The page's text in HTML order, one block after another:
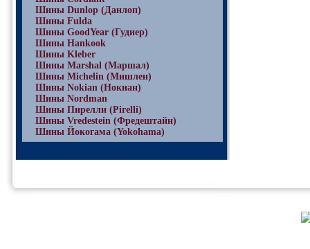
Шины Dunlop (Данлоп)
Шины Fulda
Шины GoodYear (Гудиер)
Шины Hankook
Шины Kleber
Шины Marshal (Маршал)
Шины Michelin (Мишлен)
Шины Nokian (Нокиан)
Шины Nordman
Шины Пирелли (Pirelli)
Шины Vredestein (Фредештайн)
Шины Йокогама (Yokohama)